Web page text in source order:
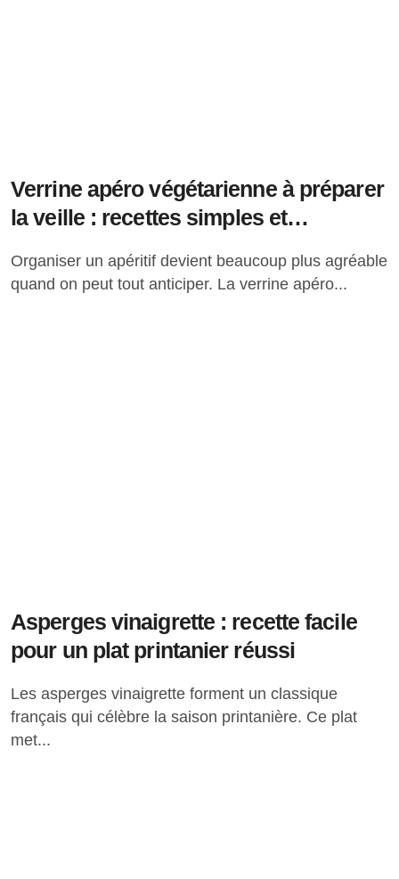
Verrine apéro végétarienne à préparer
la veille : recettes simples et
Organiser un apéritif devient beaucoup plus agréable
quand on peut tout anticiper. La verrine apéro...
Asperges vinaigrette : recette facile
pour un plat printanier réussi
Les asperges vinaigrette forment un classique
français qui célèbre la saison printanière. Ce plat
met...